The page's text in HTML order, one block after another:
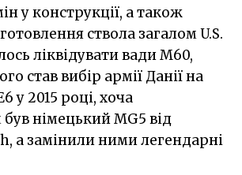
у конструкції, а також
ствола загалом U.S.
ліквідувати вади M60,
став вибір армії Данії на
у 2015 році, хоча
німецький MG5 від
а замінили ними легендарні